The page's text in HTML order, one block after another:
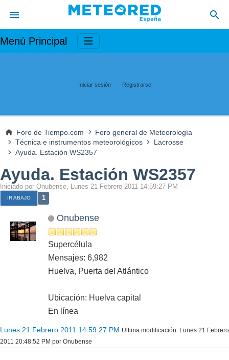
Menú Principal
Iniciar sesión Registrarse
Foro de Tiempo.com
Foro general de Meteorología
Técnica e instrumentos meteorológicos
Lacrosse
Ayuda. Estación WS2357
Ayuda. Estación WS2357
Iniciado por Onubense, Lunes 21 Febrero 2011 14:59:27 PM
IR ABAJO 1
Onubense
Supercélula
Mensajes: 6,982
Huelva, Puerta del Atlántico
Ubicación: Huelva capital
En línea
Lunes 21 Febrero 2011 14:59:27 PM Ultima modificación: Lunes 21 Febrero
2011 20:48:52 PM por Onubense